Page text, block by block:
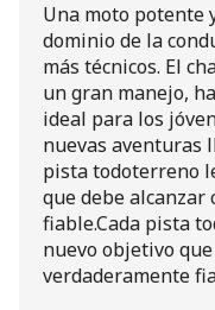
Una moto potente
dominio de la
más técnicos. El
un gran manejo,
ideal para los
nuevas aventuras
pista todoterreno
que debe alcanzar
fiable.Cada pista
nuevo objetivo
verdaderamente